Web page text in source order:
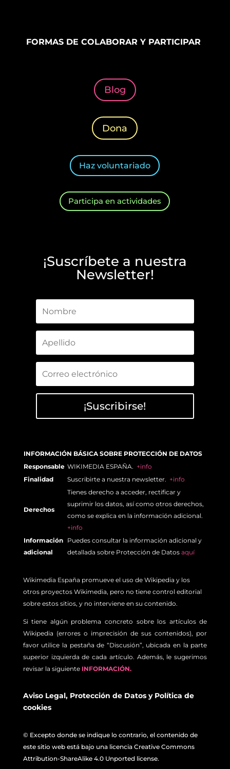
FORMAS DE COLABORAR Y PARTICIPAR
Blog
Dona
Haz voluntariado
Participa en actividades
¡Suscríbete a nuestra
Newsletter!
¡Suscribirse!
INFORMACIÓN BÁSICA SOBRE PROTECCIÓN DE DATOS
Responsable WIKIMEDIA ESPAÑA. +info
Finalidad
Suscribirte a nuestra newsletter. +info
Derechos
Tienes derecho a acceder, rectificar y
suprimir los datos, así como otros derechos,
como se explica en la información adicional.
+info
Información
adicional
Puedes consultar la información adicional y
detallada sobre Protección de Datos aquí
Wikimedia España promueve el uso de Wikipedia y los
otros proyectos Wikimedia, pero no tiene control editorial
sobre estos sitios, y no interviene en su contenido.
Si tiene algún problema concreto sobre los artículos de
Wikipedia (errores o imprecisión de sus contenidos), por
favor utilice la pestaña de “Discusión”, ubicada en la parte
superior izquierda de cada artículo. Además, le sugerimos
revisar la siguiente INFORMACIÓN.
Aviso Legal, Protección de Datosy Política de
cookies
© Excepto donde se indique lo contrario, el contenido de
este sitio web está bajo una licencia Creative Commons
Attribution-ShareAlike 4.0 Unported license.